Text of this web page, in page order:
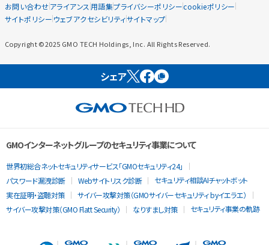
お問い合わせアライアンス 用語集プライバシーポリシーcookieポリシー
サイトポリシー ウェブアクセシビリティサイトマップ
Copyright ©2025 GMO TECH Holdings, Inc. All Rights Reserved.
シェア
GMOインターネットグループのセキュリティ事業について
世界初総合ネットセキュリティサービス「GMOセキュリティ24」
パスワード漏洩診断
Webサイトリスク診断
セキュリティ相談AIチャットボット
実在証明・盗聴対策
サイバー攻撃対策（GMOサイバーセキュリティ byイエラエ）
サイバー攻撃対策（GMO Flatt Security）
なりすまし対策 セキュリティ事業の軌跡